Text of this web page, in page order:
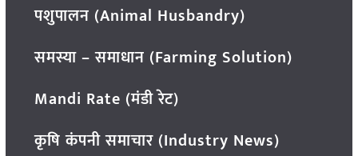
पशुपालन (Animal Husbandry)
समस्या – समाधान (Farming Solution)
Mandi Rate (मंडी रेट)
कृषि कंपनी समाचार (Industry News)